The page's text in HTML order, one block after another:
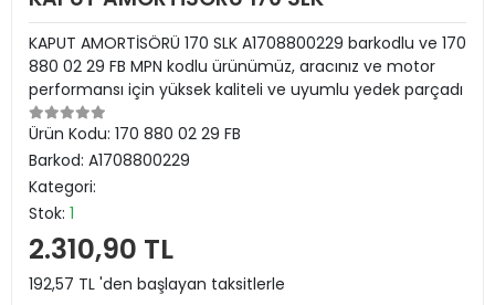
KAPUT AMORTİSÖRÜ 170 SLK A1708800229 barkodlu ve 170
880 02 29 FB MPN kodlu ürünümüz, aracınız ve motor
performansı için yüksek kaliteli ve uyumlu yedek parçadı
Ürün Kodu: 170 880 02 29 FB
Barkod: A1708800229
Kategori:
Stok: 1
2.310,90 TL
192,57 TL 'den başlayan taksitlerle